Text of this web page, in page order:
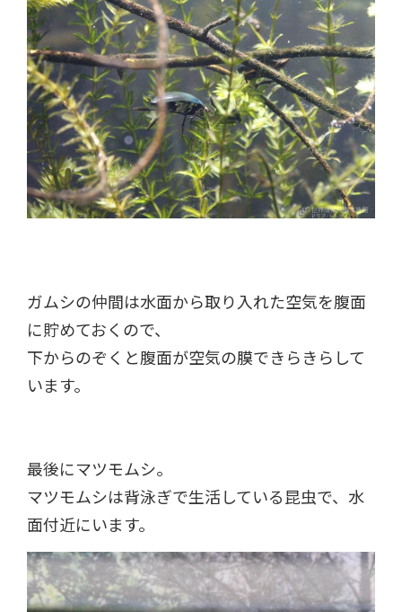
ガムシの仲間は水面から取り入れた空気を腹面
に貯めておくので、
下からのぞくと腹面が空気の膜できらきらして
います。
最後にマツモムシ。
マツモムシは背泳ぎで生活している昆虫で、水
面付近にいます。